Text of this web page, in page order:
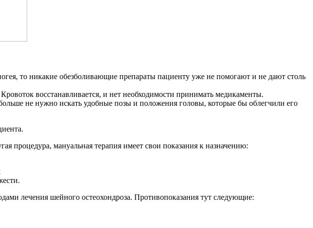
то никакие обезболивающие препараты пациенту уже не помогают и не дают столь
восстанавливается, и нет необходимости принимать медикаменты.
не нужно искать удобные позы и положения головы, которые бы облегчили его
процедура, мануальная терапия имеет свои показания к назначению:
лечения шейного остеохондроза. Противопоказания тут следующие: